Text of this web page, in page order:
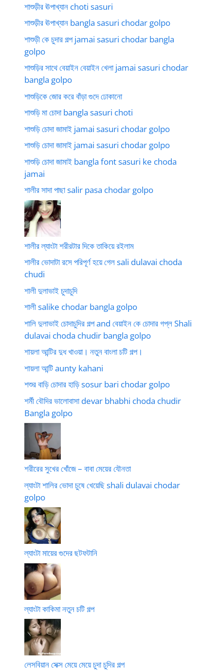
শাশুড়ীর ঊপাখ্যান choti sasuri
শাশুড়ীর ঊপাখ্যান bangla sasuri chodar golpo
শাশুড়ী কে চুদার গল্প jamai sasuri chodar bangla
golpo
শাশুড়ির সাথে বেয়াইন বেয়াইন খেলা jamai sasuri chodar
bangla golpo
শাশুড়িকে জোর করে বাঁড়া গুদে ঢোকানো
শাশুড়ি মা চোদা bangla sasuri choti
শাশুড়ি চোদা জামাই jamai sasuri chodar golpo
শাশুড়ি চোদা জামাই jamai sasuri chodar golpo
শাশুড়ি চোদা জামাই bangla font sasuri ke choda
jamai
শালীর সাদা পাছা salir pasa chodar golpo
শালীর ল্যাংটা শরীরটার দিকে তাকিয়ে রইলাম
শালীর ভোদাটা রসে পরিপূর্ণ হয়ে গেল sali dulavai choda
chudi
শালী দুলাভাই চুদাচুদি
শালী salike chodar bangla golpo
শালি দুলাভাই চোদাচুদির গল্প and বেয়াইন কে চোদার গপ্ল Shali
dulavai choda chudir bangla golpo
শায়লা আন্টির দুধ খাওয়া। নতুন বাংলা চটি গল্প।
শায়লা আন্টি aunty kahani
শশুর বাড়ি চোদার হাড়ি sosur bari chodar golpo
শর্মী বৌদির ভালোবাসা devar bhabhi choda chudir
Bangla golpo
শরীরের সুখের খোঁজে – বাবা মেয়ের যৌনতা
ল্যাংটা শালির ভোদা চুষে খেয়েছি shali dulavai chodar
golpo
ল্যাংটা মায়ের গুদের ছটফটানি
ল্যাংটা কাকিমা নতুন চটি গল্প
লেসবিয়ান সেক্স মেয়ে মেয়ে চুদা চুদির গল্প